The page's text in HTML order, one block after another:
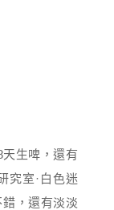
生啤，還有
究室·白色迷
，還有淡淡